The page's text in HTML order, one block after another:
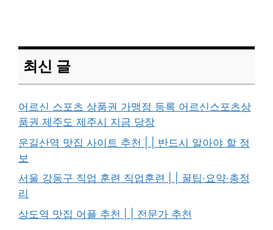
최신 글
어르신 스포츠 상품권 가맹점 등록 어르신스포츠상
품권 제주도 제주시 지금 당장
운길산역 맛집 사이트 추천 | | 반드시 알아야 할 정
보
서울 강동구 직업 훈련 직업훈련 | | 꿀팁·요약·총정
리
상도역 맛집 어플 추천 | | 전문가 추천